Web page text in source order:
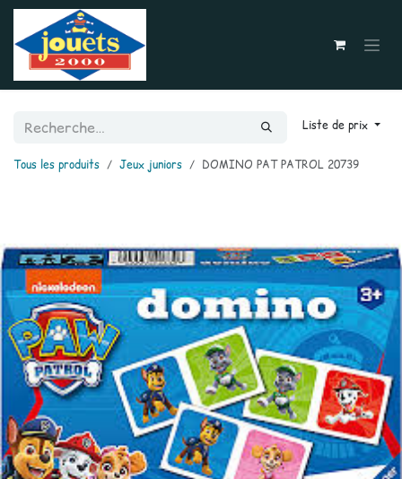
Se rendre au contenu
Liste de prix
Tous les produits Jeux juniors DOMINO PAT PATROL 20739